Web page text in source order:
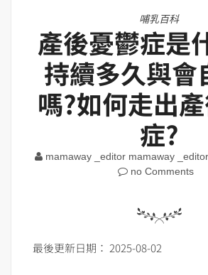
哺乳百科
產後憂鬱症是
持續多久與會
嗎?如何走出
症?
mamaway _editor mamaway _editor
no Comments
最後更新日期： 2025-08-02